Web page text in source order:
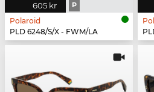
605 kr P
Polaroid
PLD 6248/S/X - FWM/LA